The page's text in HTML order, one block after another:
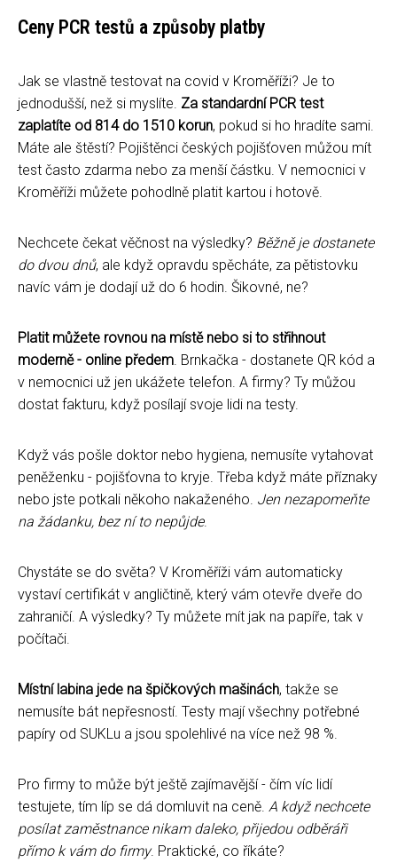
Ceny PCR testů a způsoby platby
Jak se vlastně testovat na covid v Kroměříži? Je to
jednodušší, než si myslíte. Za standardní PCR test
zaplatíte od 814 do 1510 korun, pokud si ho hradíte sami.
Máte ale štěstí? Pojištěnci českých pojišťoven můžou mít
test často zdarma nebo za menší částku. V nemocnici v
Kroměříži můžete pohodlně platit kartou i hotově.
Nechcete čekat věčnost na výsledky? Běžně je dostanete
do dvou dnů, ale když opravdu spěcháte, za pětistovku
navíc vám je dodají už do 6 hodin. Šikovné, ne?
Platit můžete rovnou na místě nebo si to střihnout
moderně - online předem . Brnkačka - dostanete QR kód a
v nemocnici už jen ukážete telefon. A firmy? Ty můžou
dostat fakturu, když posílají svoje lidi na testy.
Když vás pošle doktor nebo hygiena, nemusíte vytahovat
peněženku - pojišťovna to kryje. Třeba když máte příznaky
nebo jste potkali někoho nakaženého. Jen nezapomeňte
na žádanku, bez ní to nepůjde.
Chystáte se do světa? V Kroměříži vám automaticky
vystaví certifikát v angličtině, který vám otevře dveře do
zahraničí. A výsledky? Ty můžete mít jak na papíře, tak v
počítači.
Místní labina jede na špičkových mašinách, takže se
nemusíte bát nepřesností. Testy mají všechny potřebné
papíry od SUKLu a jsou spolehlivé na více než 98 %.
Pro firmy to může být ještě zajímavější - čím víc lidí
testujete, tím líp se dá domluvit na ceně. A když nechcete
posílat zaměstnance nikam daleko, přijedou odběráři
přímo k vám do firmy. Praktické, co říkáte?